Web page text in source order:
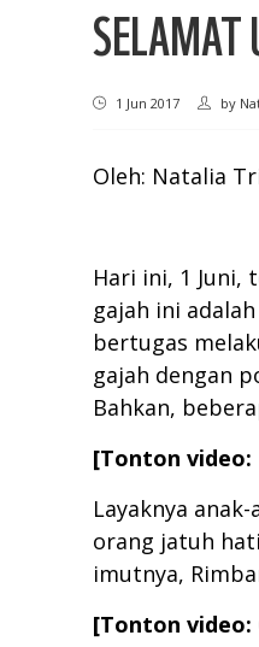
SELAMAT
1 Jun 2017 by
Oleh: Natalia
Hari ini, 1 Juni,
gajah ini
bertugas
gajah dengan
Bahkan,
[Tonton video:
Layaknya
orang jatuh
imutnya,
[Tonton video: